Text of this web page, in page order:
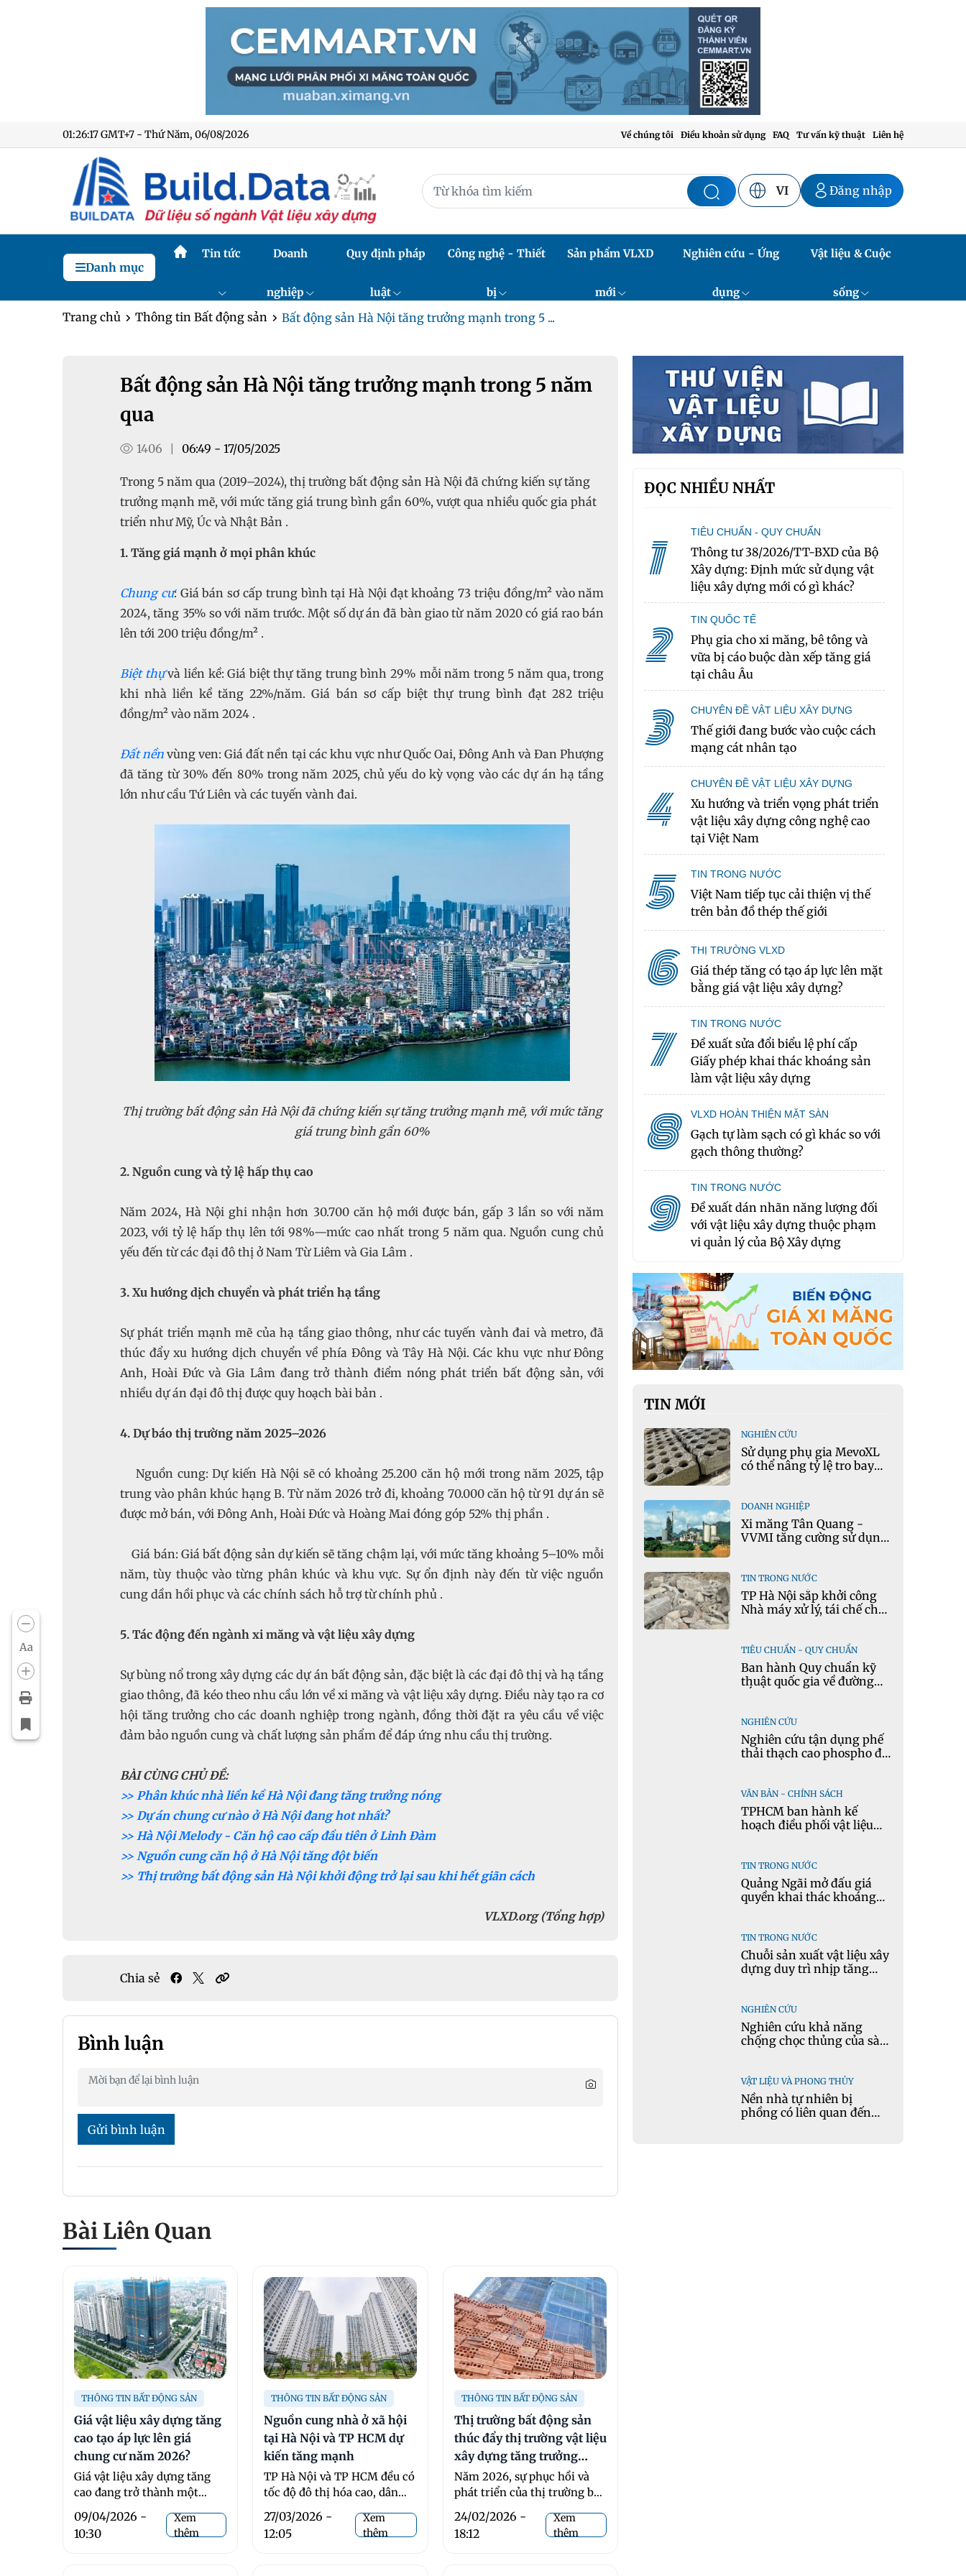
01:26:18 GMT+7 - Thứ Năm, 06/08/2026 Về chúng tôi Điều khoản sử dụng FAQ Tư vấn kỹ thuật Liên hệ
VI Đăng nhập
Danh mục
Tin tức Doanh
nghiệp
Quy định pháp
luật
Công nghệ - Thiết
bị
Sản phẩm VLXD
mới
Nghiên cứu - Ứng
dụng
Vật liệu & Cuộc
sống
Trang chủ Thông tin Bất động sản Bất động sản Hà Nội tăng trưởng mạnh trong 5 ...
Aa
Bất động sản Hà Nội tăng trưởng mạnh trong 5 năm
qua
1406 06:49 - 17/05/2025
Trong 5 năm qua (2019–2024), thị trường bất động sản Hà Nội đã chứng kiến sự tăng
trưởng mạnh mẽ, với mức tăng giá trung bình gần 60%, vượt qua nhiều quốc gia phát
triển như Mỹ, Úc và Nhật Bản .
1. Tăng giá mạnh ở mọi phân khúc
Chung cư: Giá bán sơ cấp trung bình tại Hà Nội đạt khoảng 73 triệu đồng/m² vào năm
2024, tăng 35% so với năm trước. Một số dự án đã bàn giao từ năm 2020 có giá rao bán
lên tới 200 triệu đồng/m² .
Biệt thựvà liền kề: Giá biệt thự tăng trung bình 29% mỗi năm trong 5 năm qua, trong
khi nhà liền kề tăng 22%/năm. Giá bán sơ cấp biệt thự trung bình đạt 282 triệu
đồng/m² vào năm 2024 .
Đất nềnvùng ven: Giá đất nền tại các khu vực như Quốc Oai, Đông Anh và Đan Phượng
đã tăng từ 30% đến 80% trong năm 2025, chủ yếu do kỳ vọng vào các dự án hạ tầng
lớn như cầu Tứ Liên và các tuyến vành đai.
Thị trường bất động sản Hà Nội đã chứng kiến sự tăng trưởng mạnh mẽ, với mức tăng
giá trung bình gần 60%
2. Nguồn cung và tỷ lệ hấp thụ cao
Năm 2024, Hà Nội ghi nhận hơn 30.700 căn hộ mới được bán, gấp 3 lần so với năm
2023, với tỷ lệ hấp thụ lên tới 98%—mức cao nhất trong 5 năm qua. Nguồn cung chủ
yếu đến từ các đại đô thị ở Nam Từ Liêm và Gia Lâm .
3. Xu hướng dịch chuyển và phát triển hạ tầng
Sự phát triển mạnh mẽ của hạ tầng giao thông, như các tuyến vành đai và metro, đã
thúc đẩy xu hướng dịch chuyển về phía Đông và Tây Hà Nội. Các khu vực như Đông
Anh, Hoài Đức và Gia Lâm đang trở thành điểm nóng phát triển bất động sản, với
nhiều dự án đại đô thị được quy hoạch bài bản .
4. Dự báo thị trường năm 2025–2026
Nguồn cung: Dự kiến Hà Nội sẽ có khoảng 25.200 căn hộ mới trong năm 2025, tập
trung vào phân khúc hạng B. Từ năm 2026 trở đi, khoảng 70.000 căn hộ từ 91 dự án sẽ
được mở bán, với Đông Anh, Hoài Đức và Hoàng Mai đóng góp 52% thị phần .
Giá bán: Giá bất động sản dự kiến sẽ tăng chậm lại, với mức tăng khoảng 5–10% mỗi
năm, tùy thuộc vào từng phân khúc và khu vực. Sự ổn định này đến từ việc nguồn
cung dần hồi phục và các chính sách hỗ trợ từ chính phủ .
5. Tác động đến ngành xi măng và vật liệu xây dựng
Sự bùng nổ trong xây dựng các dự án bất động sản, đặc biệt là các đại đô thị và hạ tầng
giao thông, đã kéo theo nhu cầu lớn về xi măng và vật liệu xây dựng. Điều này tạo ra cơ
hội tăng trưởng cho các doanh nghiệp trong ngành, đồng thời đặt ra yêu cầu về việc
đảm bảo nguồn cung và chất lượng sản phẩm để đáp ứng nhu cầu thị trường.
BÀI CÙNG CHỦ ĐỀ:
>> Phân khúc nhà liền kề Hà Nội đang tăng trưởng nóng
>> Dự án chung cư nào ở Hà Nội đang hot nhất?
>> Hà Nội Melody - Căn hộ cao cấp đầu tiên ở Linh Đàm
>> Nguồn cung căn hộ ở Hà Nội tăng đột biến
>> Thị trường bất động sản Hà Nội khởi động trở lại sau khi hết giãn cách
VLXD.org (Tổng hợp)
Chia sẻ
Bình luận
Gửi bình luận
Bài Liên Quan
THÔNG TIN BẤT ĐỘNG SẢN
Giá vật liệu xây dựng tăng
cao tạo áp lực lên giá
chung cư năm 2026?
Giá vật liệu xây dựng tăng
cao đang trở thành một
chốt tạo áp ...
09/04/2026 -
10:30
Xem
thêm
THÔNG TIN BẤT ĐỘNG SẢN
Nguồn cung nhà ở xã hội
tại Hà Nội và TP HCM dự
kiến tăng mạnh
TP Hà Nội và TP HCM đều có
tốc độ đô thị hóa cao, dân
27/03/2026 -
12:05
Xem
thêm
THÔNG TIN BẤT ĐỘNG SẢN
Thị trường bất động sản
thúc đẩy thị trường vật liệu
xây dựng tăng trưởng
mạnh trong năm 2026?
Năm 2026, sự phục hồi và
phát triển của thị trường bất
động ...
24/02/2026 -
18:12
Xem
thêm
ĐỌC NHIỀU NHẤT
1 TIÊU CHUẨN - QUY CHUẨN
Thông tư 38/2026/TT-BXD của Bộ
Xây dựng: Định mức sử dụng vật
liệu xây dựng mới có gì khác?
2 TIN QUỐC TẾ
Phụ gia cho xi măng, bê tông và
vữa bị cáo buộc dàn xếp tăng giá
tại châu Âu
3 CHUYÊN ĐỀ VẬT LIỆU XÂY DỰNG
Thế giới đang bước vào cuộc cách
mạng cát nhân tạo
4 CHUYÊN ĐỀ VẬT LIỆU XÂY DỰNG
Xu hướng và triển vọng phát triển
vật liệu xây dựng công nghệ cao
tại Việt Nam
5 TIN TRONG NƯỚC
Việt Nam tiếp tục cải thiện vị thế
trên bản đồ thép thế giới
6 THỊ TRƯỜNG VLXD
Giá thép tăng có tạo áp lực lên mặt
bằng giá vật liệu xây dựng?
7 TIN TRONG NƯỚC
Đề xuất sửa đổi biểu lệ phí cấp
Giấy phép khai thác khoáng sản
làm vật liệu xây dựng
8 VLXD HOÀN THIỆN MẶT SÀN
Gạch tự làm sạch có gì khác so với
gạch thông thường?
9 TIN TRONG NƯỚC
Đề xuất dán nhãn năng lượng đối
với vật liệu xây dựng thuộc phạm
vi quản lý của Bộ Xây dựng
TIN MỚI
NGHIÊN CỨU
Sử dụng phụ gia MevoXL
có thể nâng tỷ lệ tro bay
DOANH NGHIỆP
Xi măng Tân Quang -
VVMI tăng cường sử dụng
TIN TRONG NƯỚC
TP Hà Nội sắp khởi công
Nhà máy xử lý, tái chế chất
TIÊU CHUẨN - QUY CHUẨN
Ban hành Quy chuẩn kỹ
thuật quốc gia về đường
NGHIÊN CỨU
Nghiên cứu tận dụng phế
thải thạch cao phospho để
VĂN BẢN - CHÍNH SÁCH
TPHCM ban hành kế
hoạch điều phối vật liệu
TIN TRONG NƯỚC
Quảng Ngãi mở đấu giá
quyền khai thác khoáng
TIN TRONG NƯỚC
Chuỗi sản xuất vật liệu xây
dựng duy trì nhịp tăng
NGHIÊN CỨU
Nghiên cứu khả năng
chống chọc thủng của sàn
nứt tới hạn
VẬT LIỆU VÀ PHONG THỦY
Nền nhà tự nhiên bị
phồng có liên quan đến